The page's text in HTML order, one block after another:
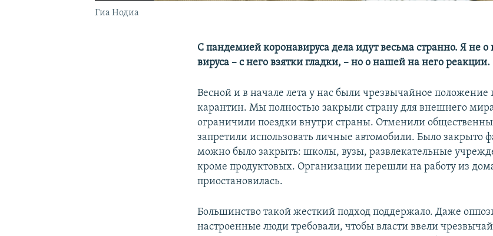
Гиа Нодиа
С пандемией коронавируса дела идут весьма странно. Я не о
вируса – с него взятки гладки, – но о нашей на него реакции.
Весной и в начале лета у нас были чрезвычайное
карантин. Мы полностью закрыли страну для внешнего
ограничили поездки внутри страны. Отменили
запретили использовать личные автомобили. Было закрыто
можно было закрыть: школы, вузы, развлекательные
кроме продуктовых. Организации перешли на работу из
приостановилась.
Большинство такой жесткий подход поддержало. Даже
настроенные люди требовали, чтобы власти ввели